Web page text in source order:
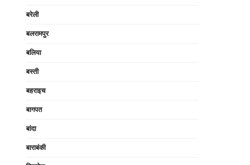
बरेली
बलरामपुर
बलिया
बस्ती
बहराइच
बागपत
बांदा
बाराबंकी